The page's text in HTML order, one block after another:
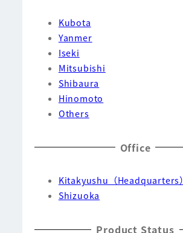
Kubota
Yanmer
Iseki
Mitsubishi
Shibaura
Hinomoto
Others
Office
Kitakyushu（Headquarters）
Shizuoka
Product Status